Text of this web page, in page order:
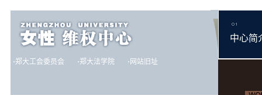
·郑大工会委员会 ·郑大法学院 · 网站旧址
中心简